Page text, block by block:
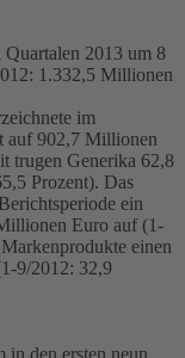
Quartalen 2013 um 8
1.332,5 Millionen
im
auf 902,7 Millionen
trugen Generika 62,8
Prozent). Das
ein
Euro auf (1-
einen
9/2012: 32,9
in den ersten neun